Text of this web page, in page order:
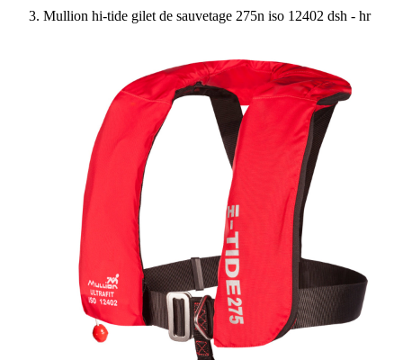
Mullion hi-tide gilet de sauvetage 275n iso 12402 dsh - hr